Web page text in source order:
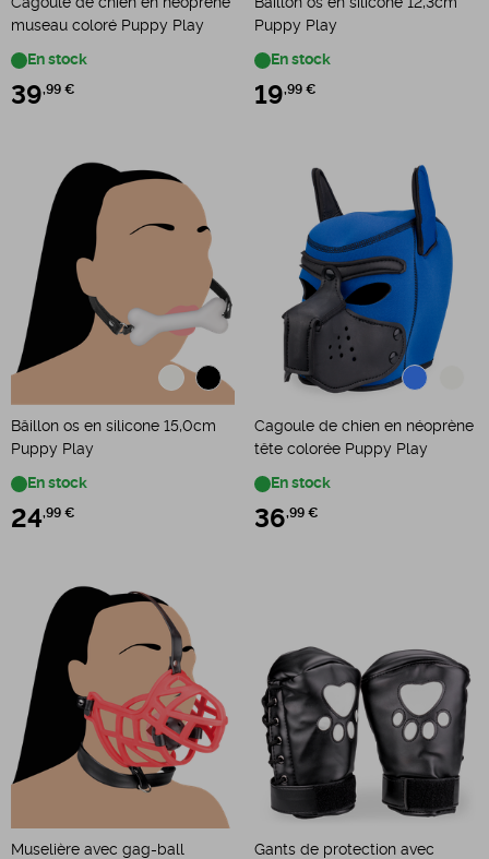
Cagoule de chien en néoprène
museau coloré Puppy Play
En stock
39,99 €
Bâillon os en silicone 12,3cm
Puppy Play
En stock
19,99 €
Bâillon os en silicone 15,0cm
Puppy Play
En stock
24,99 €
Cagoule de chien en néoprène
tête colorée Puppy Play
En stock
36,99 €
Muselière avec gag-ball
Gants de protection avec